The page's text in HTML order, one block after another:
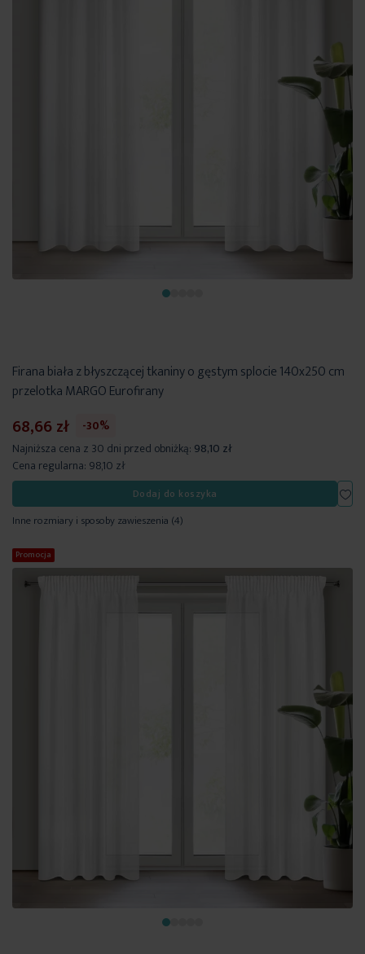
Firana biała z błyszczącej tkaniny o gęstym splocie 140x250 cm
przelotka MARGO Eurofirany
68,66 zł
-30%
Najniższa cena z 30 dni przed obniżką: 98,10 zł
Cena regularna: 98,10 zł
Dodaj do koszyka
Inne rozmiary i sposoby zawieszenia (4)
Promocja